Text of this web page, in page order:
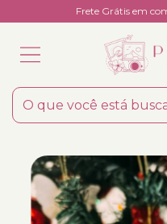
Frete Grátis em